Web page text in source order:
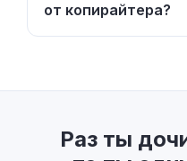
от копирайтера?
Раз ты